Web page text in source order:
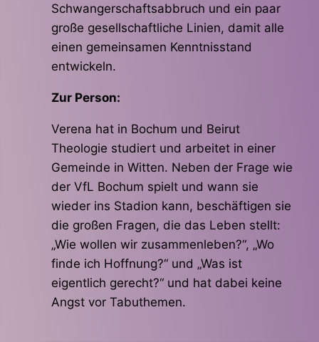
Schwangerschaftsabbruch und ein paar
große gesellschaftliche Linien, damit alle
einen gemeinsamen Kenntnisstand
entwickeln.
Zur Person:
Verena hat in Bochum und Beirut
Theologie studiert und arbeitet in einer
Gemeinde in Witten. Neben der Frage wie
der VfL Bochum spielt und wann sie
wieder ins Stadion kann, beschäftigen sie
die großen Fragen, die das Leben stellt:
„Wie wollen wir zusammenleben?“, „Wo
finde ich Hoffnung?“ und „Was ist
eigentlich gerecht?“ und hat dabei keine
Angst vor Tabuthemen.